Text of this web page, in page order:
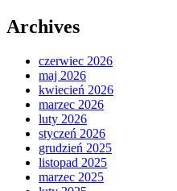
Archives
czerwiec 2026
maj 2026
kwiecień 2026
marzec 2026
luty 2026
styczeń 2026
grudzień 2025
listopad 2025
marzec 2025